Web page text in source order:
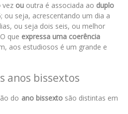
vez ou outra é associada ao duplo
ou seja, acrescentando um dia a
ou seja dois seis, ou melhor
que expressa uma coerência
aos estudiosos é um grande e
anos bissextos
do ano bissextosão distintas em